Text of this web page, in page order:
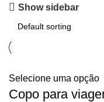
Show sidebar
Selecione uma opção
Copo para